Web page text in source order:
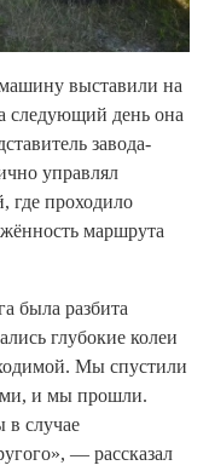
выставили на
следующий день она
завода-
управлял
где проходило
маршрута
была разбита
глубокие колеи
Мы спустили
и мы прошли.
в случае
— рассказал